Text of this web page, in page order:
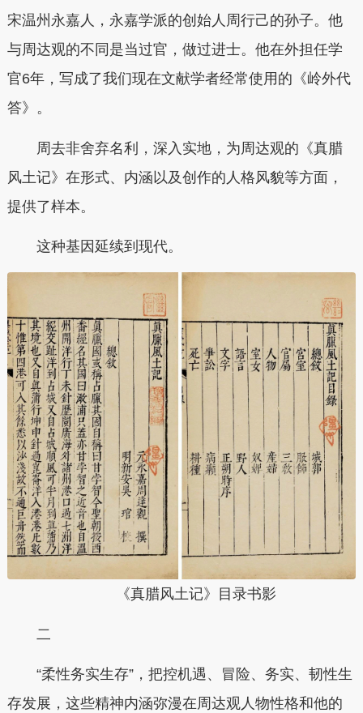
宋温州永嘉人，永嘉学派的创始人周行己的孙子。他
与周达观的不同是当过官，做过进士。他在外担任学
官6年，写成了我们现在文献学者经常使用的《岭外代
答》。
周去非舍弃名利，深入实地，为周达观的《真腊
风土记》在形式、内涵以及创作的人格风貌等方面，
提供了样本。
这种基因延续到现代。
《真腊风土记》目录书影
二
“柔性务实生存”，把控机遇、冒险、务实、韧性生
存发展，这些精神内涵弥漫在周达观人物性格和他的